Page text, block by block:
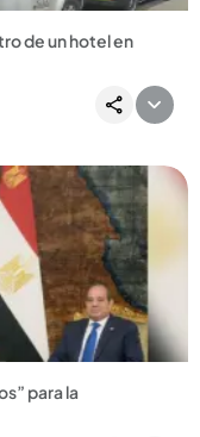
de un hotel en
el administrador
a Medicina
para la